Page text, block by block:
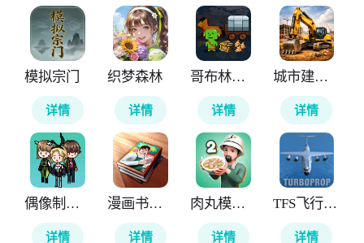
模拟宗门
详情
织梦森林
详情
哥布林的商队
详情
城市建筑模拟26
详情
偶像制作人
详情
漫画书店模拟器
详情
肉丸模拟器2
详情
TFS飞行模拟器涂装版本
详情